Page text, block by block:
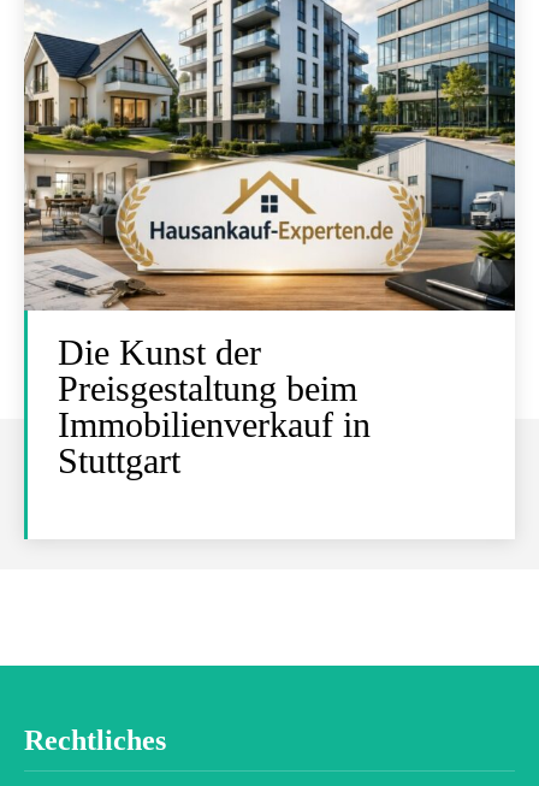
Die Kunst der
Preisgestaltung beim
Immobilienverkauf in
Stuttgart
Rechtliches